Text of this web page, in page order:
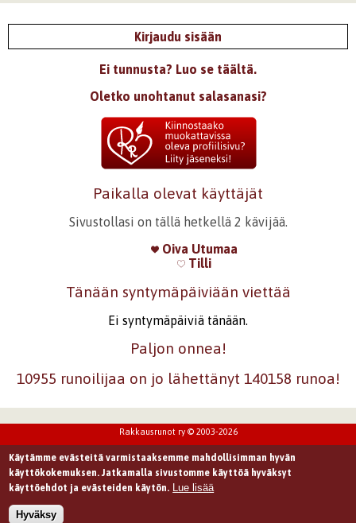
Kirjaudu sisään
Ei tunnusta? Luo se täältä.
Oletko unohtanut salasanasi?
Paikalla olevat käyttäjät
Sivustollasi on tällä hetkellä 2 kävijää.
Oiva Utumaa
Tilli
Tänään syntymäpäiviään viettää
Ei syntymäpäiviä tänään.
Paljon onnea!
10955 runoilijaa on jo lähettänyt 140158 runoa!
Rakkausrunot ry © 2003-2026
Käytämme evästeitä varmistaaksemme mahdollisimman hyvän
käyttökokemuksen. Jatkamalla sivustomme käyttöä hyväksyt
käyttöehdot ja evästeiden käytön. Lue lisää
Hyväksy